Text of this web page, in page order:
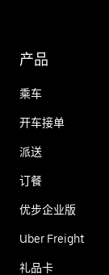
产品
乘车
开车接单
派送
订餐
优步企业版
Uber Freight
礼品卡